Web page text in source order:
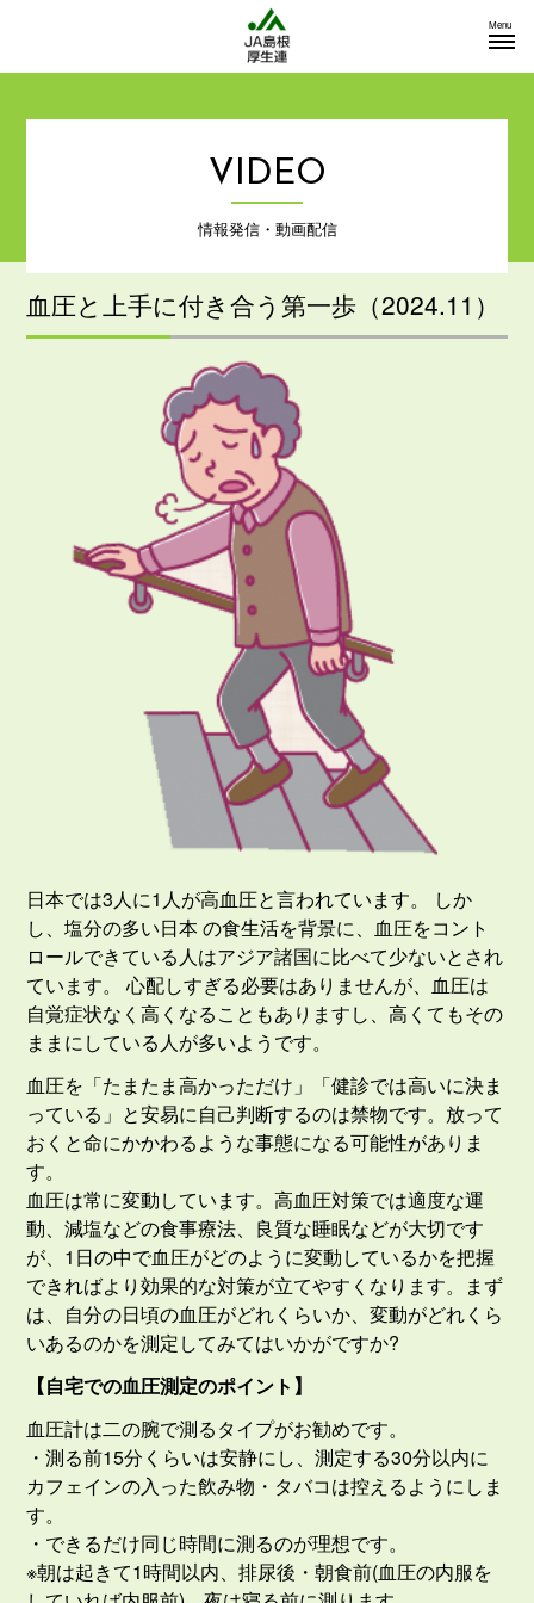
Menu
VIDEO
情報発信・動画配信
血圧と上手に付き合う第一歩（2024.11）
日本では3人に1人が高血圧と言われています。 しか
し、塩分の多い日本 の食生活を背景に、血圧をコント
ロールできている人はアジア諸国に比べて少ないとされ
ています。 心配しすぎる必要はありませんが、血圧は
自覚症状なく高くなることもありますし、高くてもその
ままにしている人が多いようです。
血圧を「たまたま高かっただけ」「健診では高いに決ま
っている」と安易に自己判断するのは禁物です。放って
おくと命にかかわるような事態になる可能性がありま
す。
血圧は常に変動しています。高血圧対策では適度な運
動、減塩などの食事療法、良質な睡眠などが大切です
が、1日の中で血圧がどのように変動しているかを把握
できればより効果的な対策が立てやすくなります。まず
は、自分の日頃の血圧がどれくらいか、変動がどれくら
いあるのかを測定してみてはいかがですか?
【自宅での血圧測定のポイント】
血圧計は二の腕で測るタイプがお勧めです。
・測る前15分くらいは安静にし、測定する30分以内に
カフェインの入った飲み物・タバコは控えるようにしま
す。
・できるだけ同じ時間に測るのが理想です。
※朝は起きて1時間以内、排尿後・朝食前(血圧の内服を